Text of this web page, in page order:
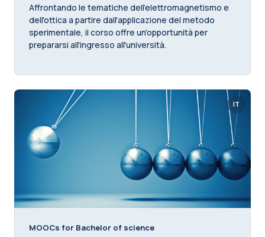
Affrontando le tematiche dell'elettromagnetismo e
dell'ottica a partire dall'applicazione del metodo
sperimentale, il corso offre un'opportunità per
prepararsi all'ingresso all'università.
IT
MOOCs for Bachelor of science